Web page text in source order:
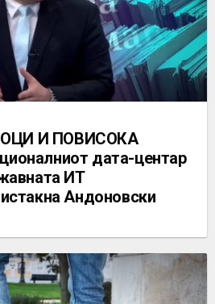
И ПОВИСОКА
дата-центар
ИТ
Андоновски